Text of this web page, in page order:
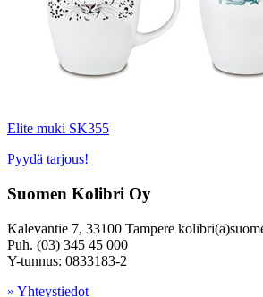
Elite muki SK355
Pyydä tarjous!
Suomen Kolibri Oy
Kalevantie 7, 33100 Tampere
Puh. (03) 345 45 000
Y-tunnus: 0833183-2
» Yhteystiedot